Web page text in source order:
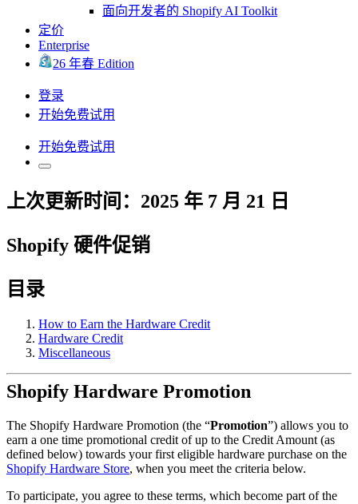
面向开发者的 Shopify AI Toolkit
定价
Enterprise
26 年春 Edition
登录
开始免费试用
开始免费试用
上次更新时间：2025 年 7 月 21 日
Shopify 硬件促销
目录
How to Earn the Hardware Credit
Hardware Credit
Miscellaneous
Shopify Hardware Promotion
The Shopify Hardware Promotion (the “Promotion”) allows you to
earn a one time promotional credit of up to the Credit Amount (as
defined below) towards your first eligible hardware purchase on the
Shopify Hardware Store, when you meet the criteria below.
To participate, you agree to these terms, which become part of the